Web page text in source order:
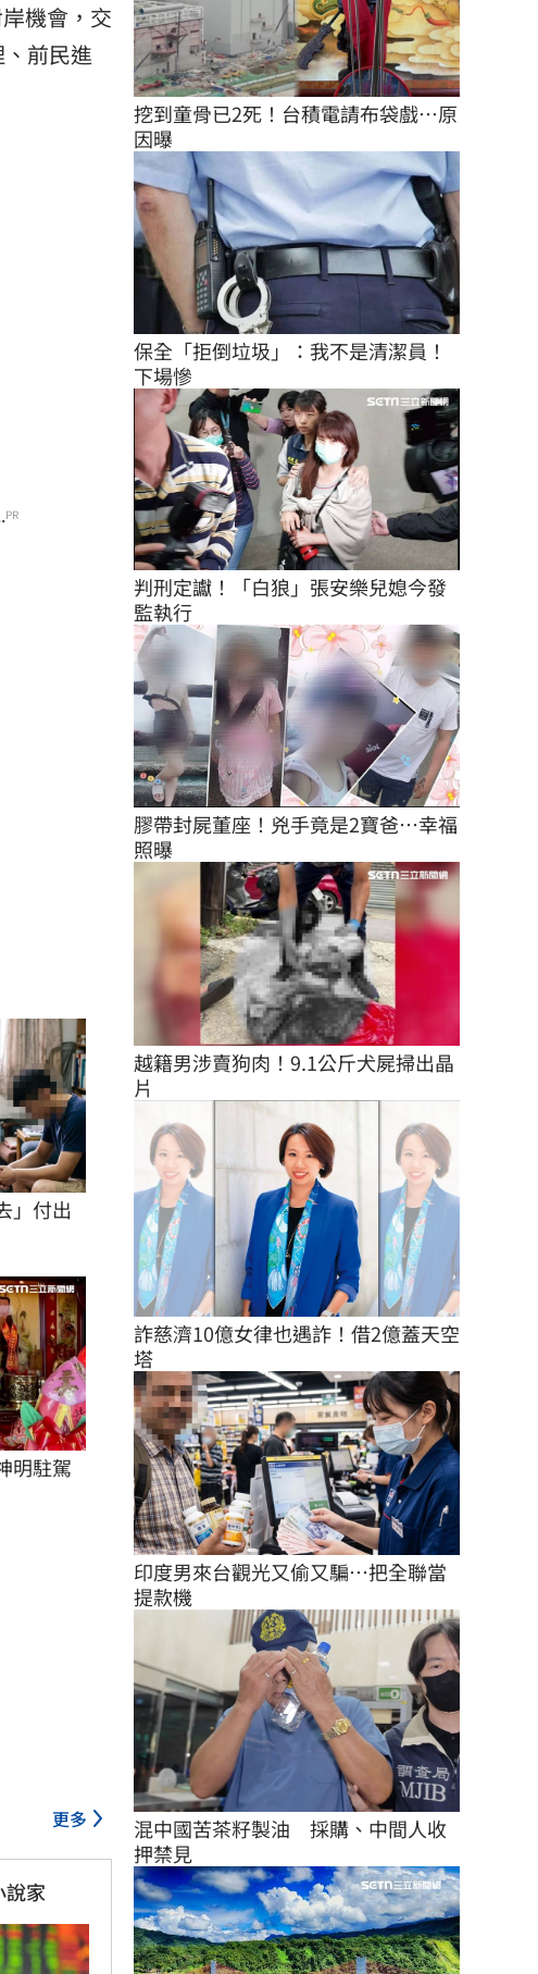
機會，交
前民進
PR
」付出
明駐駕
更多
說家
挖到童骨已2死！台積電請布袋戲…原
因曝
保全「拒倒垃圾」：我不是清潔員！
下場慘
判刑定讞！「白狼」張安樂兒媳今發
監執行
膠帶封屍董座！兇手竟是2寶爸…幸福
照曝
越籍男涉賣狗肉！9.1公斤犬屍掃出晶
片
詐慈濟10億女律也遇詐！借2億蓋天空
塔
印度男來台觀光又偷又騙…把全聯當
提款機
混中國苦茶籽製油　採購、中間人收
押禁見